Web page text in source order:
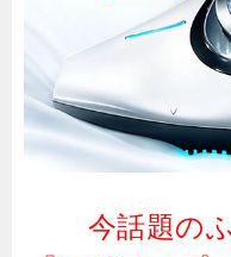
今話題の